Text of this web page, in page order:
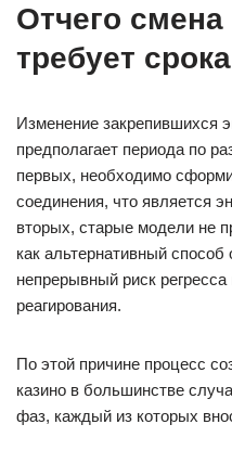
Отчего смена
требует срока
Изменение закрепившихся
предполагает периода по
первых, необходимо
соединения, что является
вторых, старые модели не
как альтернативный способ
непрерывный риск
реагирования.
По этой причине процесс
казино в большинстве
фаз, каждый из которых